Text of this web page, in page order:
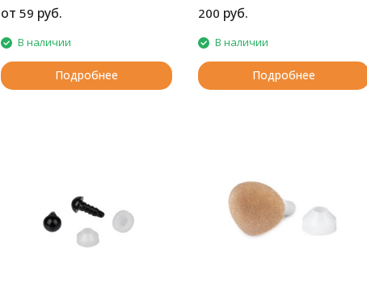
глазок на материал
обеспечивается фиксатором,
который с натягом надевается на
ребристую ножку/винт с обратной
стороны ткани. В комплекте
пластиковые фиксаторы для
от 59 руб.
В наличии
Подробнее
200 руб.
В наличии
Подробнее